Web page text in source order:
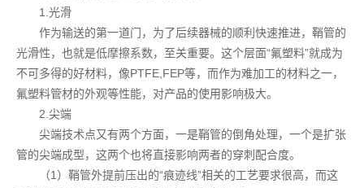
1.光滑
作为输送的第一道门，为了后续器械的顺利快速推进，鞘管的
光滑性，也就是低摩擦系数，至关重要。这个层面“氟塑料”就成为
不可多得的好材料，像PTFE,FEP等，而作为难加工的材料之一，
氟塑料管材的外观等性能，对产品的使用影响极大。
2.尖端
尖端技术点又有两个方面，一是鞘管的倒角处理，一个是扩张
管的尖端成型，这两个也将直接影响两者的穿刺配合度。
（1）鞘管外提前压出的“痕迹线”相关的工艺要求很高，而这